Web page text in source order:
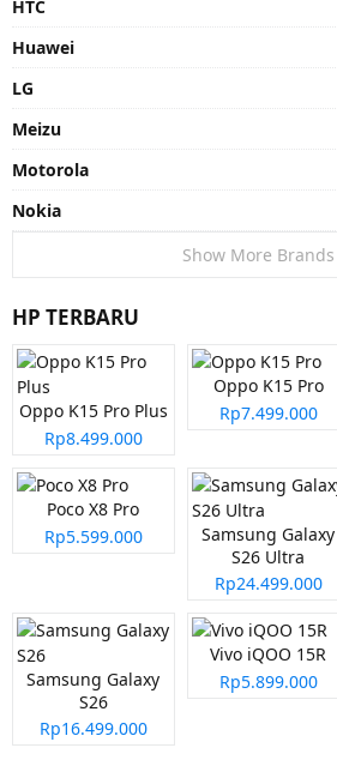
HTC
Huawei
LG
Meizu
Motorola
Nokia
Show More Brands
HP TERBARU
Oppo K15 Pro Plus
Rp8.499.000
Oppo K15 Pro
Rp7.499.000
Poco X8 Pro
Rp5.599.000
Samsung Galaxy
S26 Ultra
Rp24.499.000
Samsung Galaxy
S26
Rp16.499.000
Vivo iQOO 15R
Rp5.899.000